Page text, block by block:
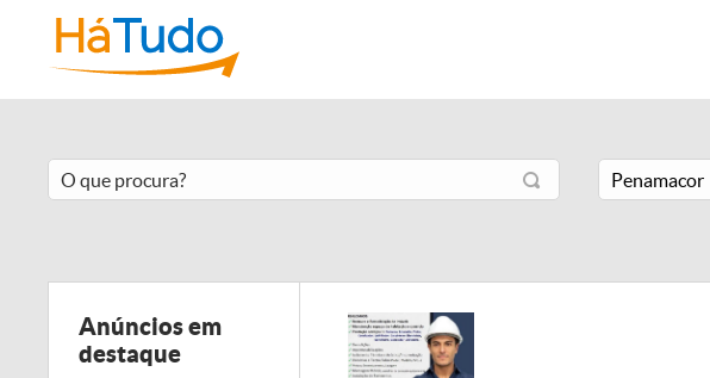
Anúncios em
destaque